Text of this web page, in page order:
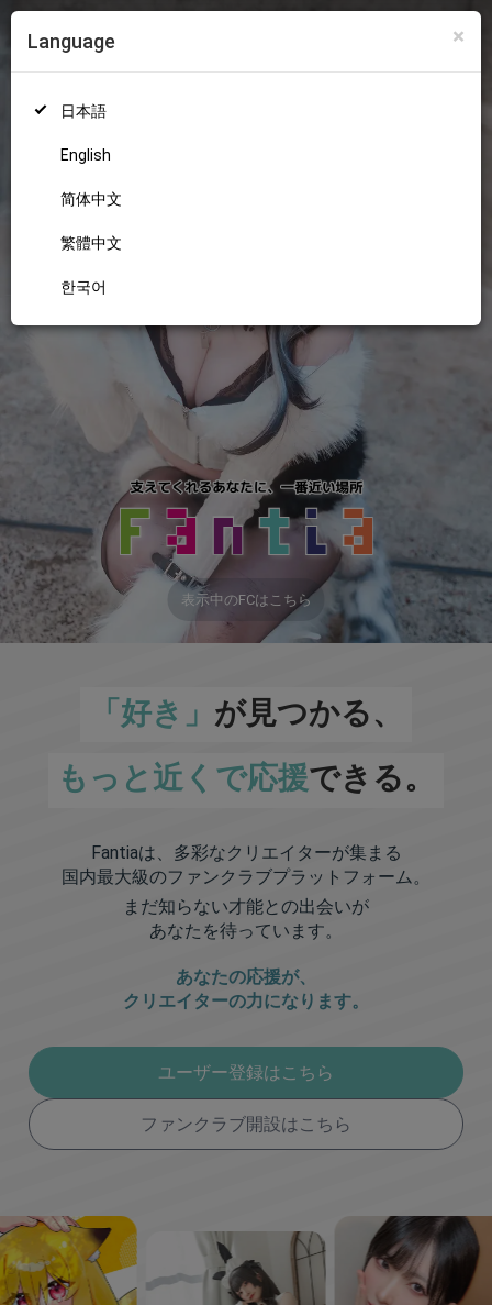
×
Language
日本語
English
简体中文
繁體中文
한국어
18+
表示中のFCはこちら
「好き」 が見つかる、
もっと近くで応援できる。
Fantiaは、多彩なクリエイターが集まる
国内最大級のファンクラブプラットフォーム。
まだ知らない才能との出会いが
あなたを待っています。
あなたの応援が、
クリエイターの力になります。
ユーザー登録はこちら
ファンクラブ開設はこちら